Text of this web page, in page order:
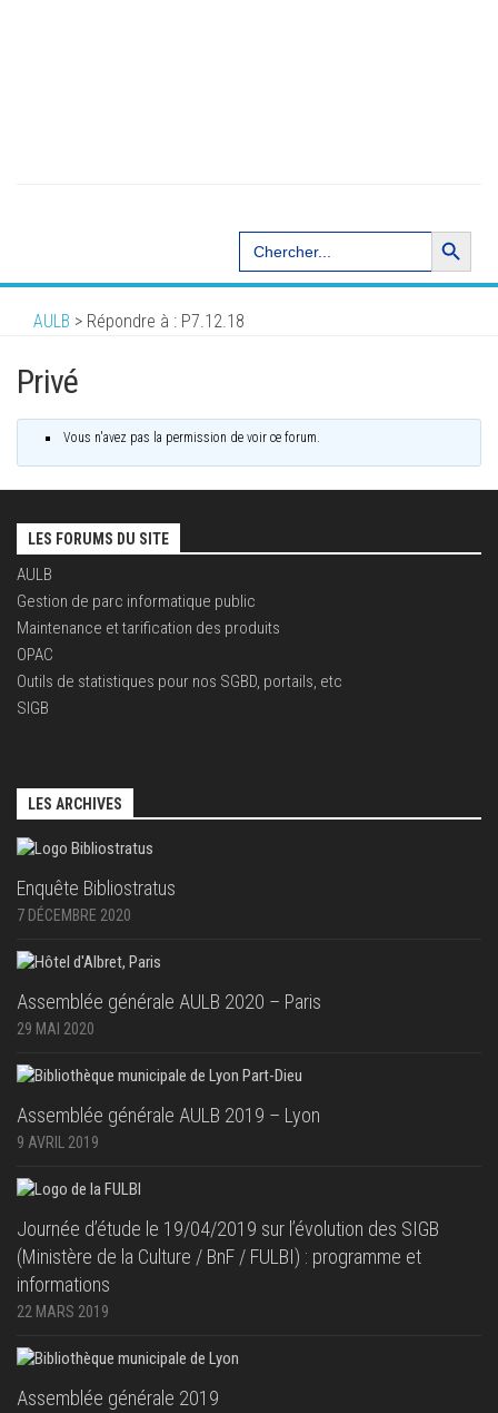
Search
for:
Search Button
AULB > Répondre à : P7.12.18
Privé
Vous n'avez pas la permission de voir ce forum.
LES FORUMS DU SITE
AULB
Gestion de parc informatique public
Maintenance et tarification des produits
OPAC
Outils de statistiques pour nos SGBD, portails, etc
SIGB
LES ARCHIVES
Enquête Bibliostratus
7 DÉCEMBRE 2020
Assemblée générale AULB 2020 – Paris
29 MAI 2020
Assemblée générale AULB 2019 – Lyon
9 AVRIL 2019
Journée d’étude le 19/04/2019 sur l’évolution des SIGB
(Ministère de la Culture / BnF / FULBI) : programme et
informations
22 MARS 2019
Assemblée générale 2019